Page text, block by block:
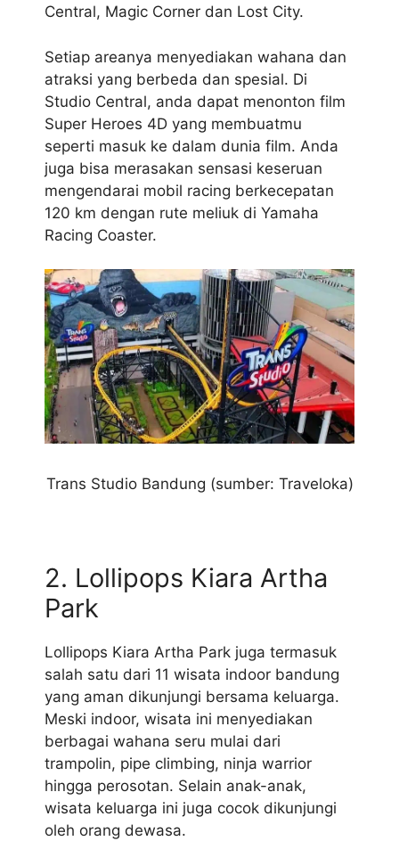
Central, Magic Corner dan Lost City.
Setiap areanya menyediakan wahana dan
atraksi yang berbeda dan spesial. Di
Studio Central, anda dapat menonton film
Super Heroes 4D yang membuatmu
seperti masuk ke dalam dunia film. Anda
juga bisa merasakan sensasi keseruan
mengendarai mobil racing berkecepatan
120 km dengan rute meliuk di Yamaha
Racing Coaster.
Trans Studio Bandung (sumber: Traveloka)
2. Lollipops Kiara Artha
Park
Lollipops Kiara Artha Park juga termasuk
salah satu dari 11 wisata indoor bandung
yang aman dikunjungi bersama keluarga.
Meski indoor, wisata ini menyediakan
berbagai wahana seru mulai dari
trampolin, pipe climbing, ninja warrior
hingga perosotan. Selain anak-anak,
wisata keluarga ini juga cocok dikunjungi
oleh orang dewasa.